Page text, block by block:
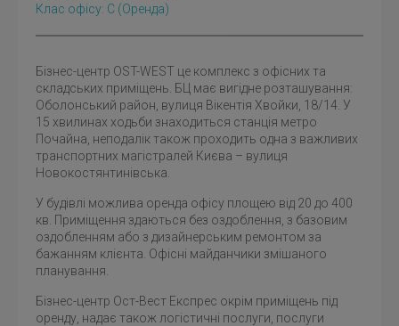
Клас офісу: C (оренда)
Бізнес-центр OST-WEST це комплекс з офісних та
складських приміщень. БЦ має вигідне розташування:
Оболонський район, вулиця Вікентія Хвойки, 18/14. У
15 хвилинах ходьби знаходиться станція метро
Почайна, неподалік також проходить одна з важливих
транспортних магістралей Києва – вулиця
Новокостянтинівська.
У будівлі можлива оренда офісу площею від 20 до 400
кв. Приміщення здаються без оздоблення, з базовим
оздобленням або з дизайнерським ремонтом за
бажанням клієнта. Офісні майданчики змішаного
планування.
Бізнес-центр Ост-Вест Експрес окрім приміщень під
оренду, надає також логістичні послуги, послуги